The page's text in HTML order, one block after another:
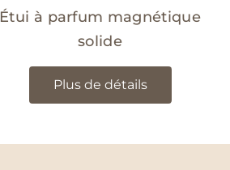
Étui à parfum magnétique
solide
Plus de détails